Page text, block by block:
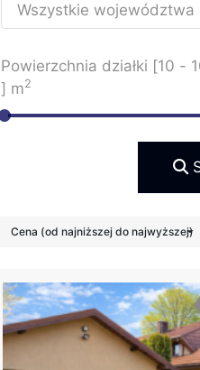
Powierzchnia działki [10 -
] m2
Cena (od najniższej do najwyższej)